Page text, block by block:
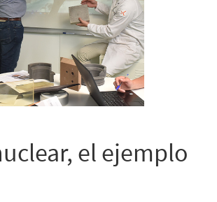
el ejemplo